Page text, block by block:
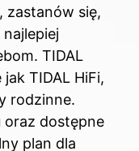
zastanów się,
TIDAL
TIDAL HiFi,
rodzinne.
oraz dostępne
plan dla